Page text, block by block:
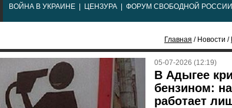
ВОЙНА В УКРАИНЕ ЦЕНЗУРА ФОРУМ СВОБОДНОЙ РОССИИ
Главная / Новости /
05-07-2026 (12:19)
В Адыгее
бензином:
работает